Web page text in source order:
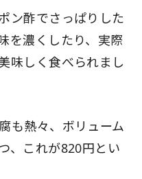
ン酢でさっぱりした
を濃くしたり、実際
味しく食べられまし
も熱々、ボリューム
、これが820円とい